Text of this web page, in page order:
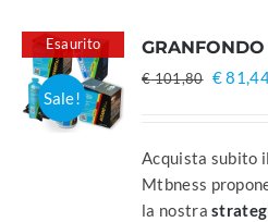
Esaurito
Sale!
€101,80 Il
era:
€
€
Acquista subito
Mtbness
la nostra